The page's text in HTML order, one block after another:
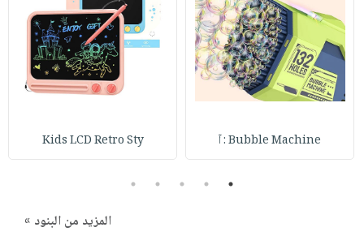
Bubble Machine : آ Kids LCD Retro Sty
1
2
3
4
5
المزيد من البنود »